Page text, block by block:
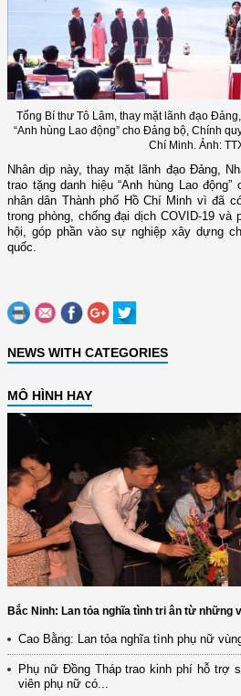
Tổng Bí thư Tô Lâm, thay mặt lãnh đạo
“Anh hùng Lao động” cho Đảng bộ, Chính
Chí Minh. Ảnh:
Nhân dịp này, thay mặt lãnh đạo Đảng,
trao tặng danh hiệu “Anh hùng Lao
nhân dân Thành phố Hồ Chí Minh vì đã
trong phòng, chống đại dịch COVID-19 và
hội, góp phần vào sự nghiệp xây dựng
quốc.
NEWS WITH CATEGORIES
MÔ HÌNH HAY
Bắc Ninh: Lan tỏa nghĩa tình tri ân từ những
Cao Bằng: Lan tỏa nghĩa tình phụ nữ
Phụ nữ Đồng Tháp trao kinh phí hỗ trợ
viên phụ nữ có...